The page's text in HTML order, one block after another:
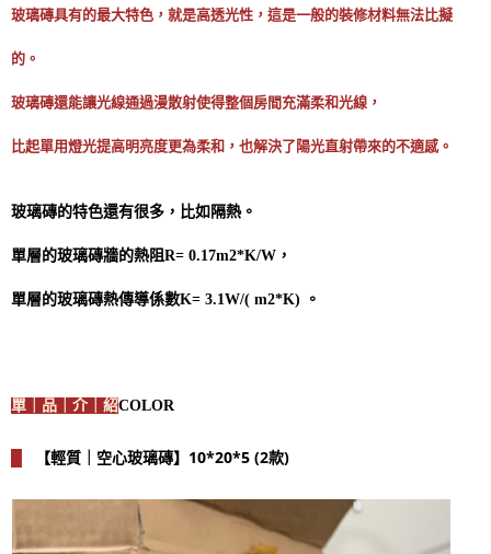
玻璃磚具有的最大特色，就是高透光性，這是一般的裝修材料無法比擬
的。
玻璃磚還能讓光線通過漫散射使得整個房間充滿柔和光線，
比起單用燈光提高明亮度更為柔和，也解決了陽光直射帶來的不適感。
玻璃磚的特色還有很多，比如隔熱。
單層的玻璃磚牆的熱阻R= 0.17m2*K/W，
單層的玻璃磚熱傳導係數K= 3.1W/( m2*K) 。
單｜品｜介｜紹COLOR
【輕質｜空心玻璃磚】10*20*5 (2款)